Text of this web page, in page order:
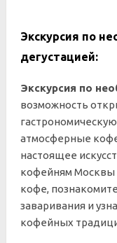
Экскурсия по
дегустацией:
Экскурсия по
возможность
атмосферные
настоящее
кофейням Москвы
кофе,
заваривания и
кофейных